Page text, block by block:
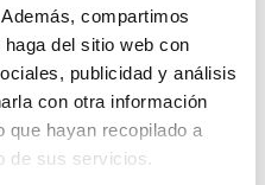
compartimos
del sitio web con
publicidad y análisis
con otra información
que hayan recopilado a
de sus servicios.
para árbitros de
de España 1ª
que se mantiene
de Baloncesto
con la presencia